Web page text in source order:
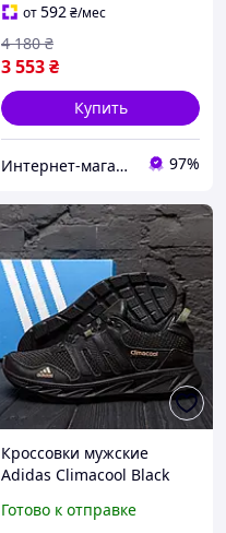
от592₴/мес
3 553₴
4 180 ₴
Купить
Интернет-магазин «Step Master» 97%
Кроссовки мужские
Adidas Climaсool Black
Готово к отправке